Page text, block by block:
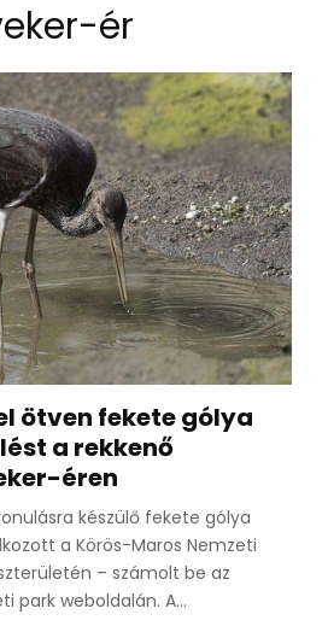
ér
ötven fekete gólya
a rekkenő
éren
készülő fekete gólya
a Körös-Maros Nemzeti
– számolt be az
park weboldalán. A...